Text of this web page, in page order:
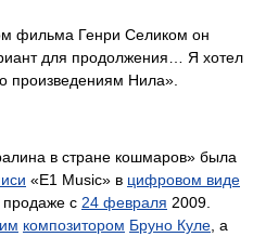
фильма Генри Селиком он
для продолжения… Я хотел
произведениям Нила».
в стране кошмаров» была
«E1 Music» в цифровом виде
продаже с 24 февраля 2009.
композитором Бруно Куле , а